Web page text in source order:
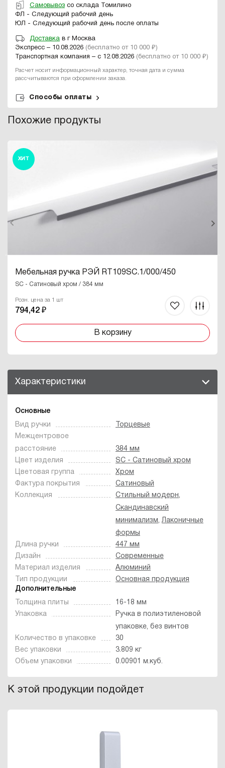
Самовывоз со склада Томилино
ФЛ - Следующий рабочий день
ЮЛ - Следующий рабочий день после оплаты
Доставка в г Москва
Экспресс – 10.08.2026 (бесплатно от 10 000 ₽)
Транспортная компания – с 12.08.2026 (бесплатно от 10 000 ₽)
Расчет носит информационный характер, точная дата и сумма
рассчитываются при оформлении заказа.
Способы оплаты
Похожие продукты
ХИТ
Мебельная ручка РЭЙ RT109SC.1/000/450
SC - Сатиновый хром / 384 мм
Розн. цена за 1 шт
794,42 ₽
В корзину
Характеристики
Основные
Вид ручки
Торцевые
Межцентровое
расстояние
384 мм
Цвет изделия
SC - Сатиновый хром
Цветовая группа
Хром
Фактура покрытия
Сатиновый
Коллекция
Стильный модерн,
Скандинавский
минимализм,Лаконичные
формы
Длина ручки
447 мм
Дизайн
Современные
Материал изделия
Алюминий
Тип продукции
Основная продукция
Дополнительные
Толщина плиты
16-18 мм
Упаковка
Ручка в полиэтиленовой
упаковке, без винтов
Количество в упаковке
30
Вес упаковки
3.809 кг
Объем упаковки
0.00901 м.куб.
К этой продукции подойдет